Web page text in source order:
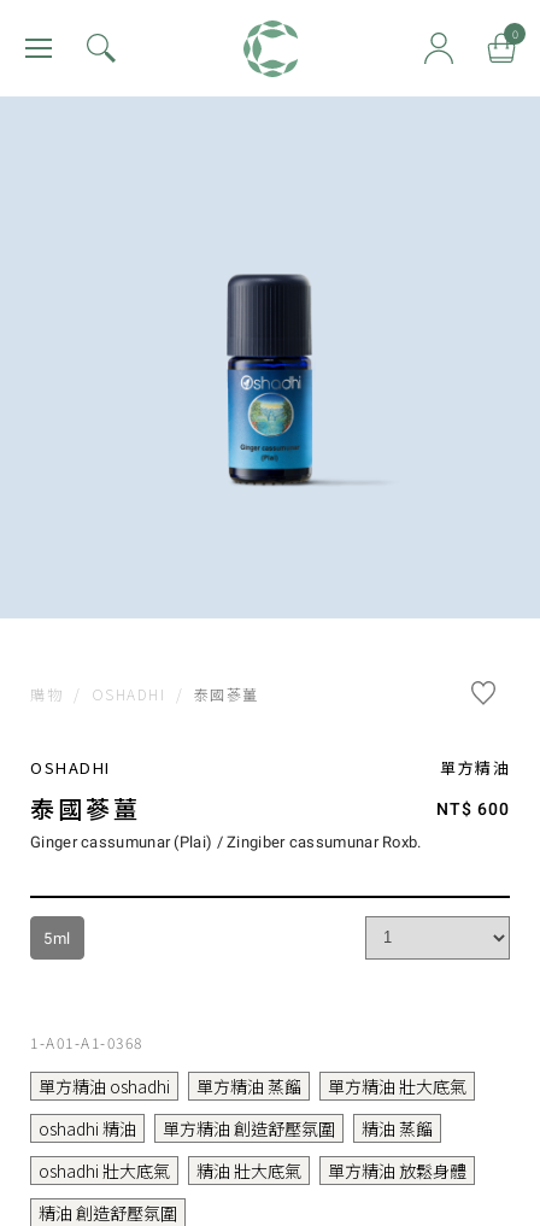
肯園 Canjune 0
購物 / OSHADHI / 泰國蔘薑
OSHADHI 單方精油
泰國蔘薑 NT$ 600
Ginger cassumunar (Plai) / Zingiber cassumunar Roxb.
5ml
1-A01-A1-0368
單方精油 oshadhi 單方精油 蒸餾
單方精油 壯大底氣
oshadhi 精油
單方精油 創造舒壓氛圍
精油 蒸餾
oshadhi 壯大底氣
精油 壯大底氣
單方精油 放鬆身體
精油 創造舒壓氛圍